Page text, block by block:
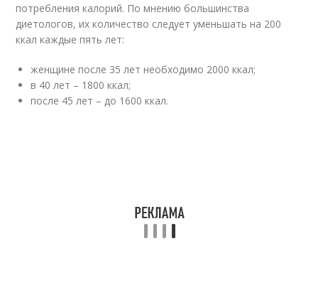
потребления калорий. По мнению большинства
диетологов, их количество следует уменьшать на 200
ккал каждые пять лет:
женщине после 35 лет необходимо 2000 ккал;
в 40 лет – 1800 ккал;
после 45 лет – до 1600 ккал.